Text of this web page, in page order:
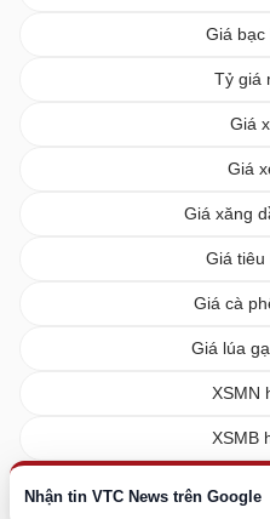
Nhận tin VTC News trên Google
Giá bạc
Tỷ giá
Giá
Giá
Giá xăng
Giá tiêu
Giá cà
Giá lúa
XSMN
XSMB